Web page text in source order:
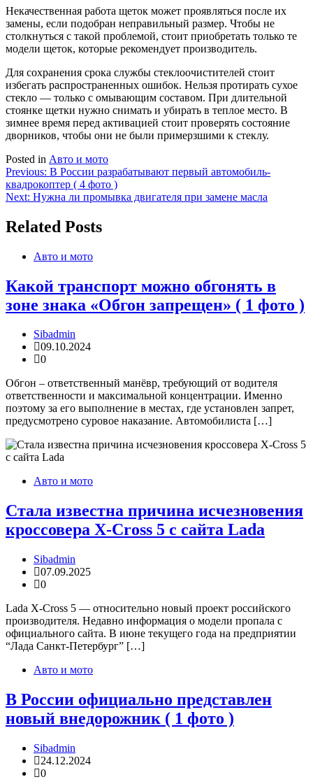
Некачественная работа щеток может проявляться после их
замены, если подобран неправильный размер. Чтобы не
столкнуться с такой проблемой, стоит приобретать только те
модели щеток, которые рекомендует производитель.
Для сохранения срока службы стеклоочистителей стоит
избегать распространенных ошибок. Нельзя протирать сухое
стекло — только с омывающим составом. При длительной
стоянке щетки нужно снимать и убирать в теплое место. В
зимнее время перед активацией стоит проверять состояние
дворников, чтобы они не были примерзшими к стеклу.
Posted in Авто и мото
Навигация
по
Previous: В России разрабатывают первый автомобиль-
квадрокоптер ( 4 фото )
Next: Нужна ли промывка двигателя при замене масла
Related Posts
Авто и мото
Какой транспорт можно обгонять в
зоне знака «Обгон запрещен» ( 1 фото )
Sibadmin
09.10.2024
0
Обгон – ответственный манёвр, требующий от водителя
ответственности и максимальной концентрации. Именно
поэтому за его выполнение в местах, где установлен запрет,
предусмотрено суровое наказание. Автомобилиста […]
Авто и мото
Стала известна причина исчезновения
кроссовера X-Cross 5 с сайта Lada
Sibadmin
07.09.2025
0
Lada X-Cross 5 — относительно новый проект российского
производителя. Недавно информация о модели пропала с
официального сайта. В июне текущего года на предприятии
“Лада Санкт-Петербург” […]
Авто и мото
В России официально представлен
новый внедорожник ( 1 фото )
Sibadmin
24.12.2024
0